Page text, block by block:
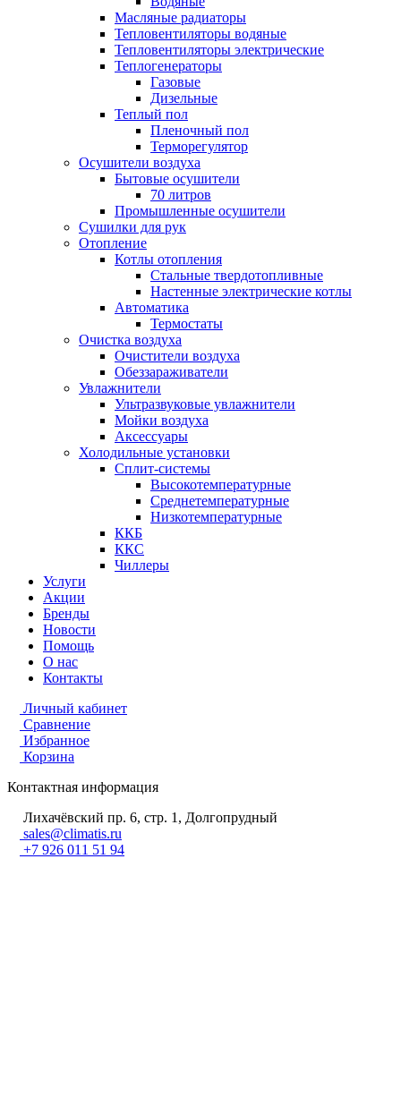
Масляные радиаторы
Тепловентиляторы водяные
Тепловентиляторы электрические
Теплогенераторы
Газовые
Дизельные
Теплый пол
Пленочный пол
Терморегулятор
Осушители воздуха
Бытовые осушители
70 литров
Промышленные осушители
Сушилки для рук
Отопление
Котлы отопления
Стальные твердотопливные
Настенные электрические котлы
Автоматика
Термостаты
Очистка воздуха
Очистители воздуха
Обеззараживатели
Увлажнители
Ультразвуковые увлажнители
Мойки воздуха
Аксессуары
Холодильные установки
Сплит-системы
Высокотемпературные
Среднетемпературные
Низкотемпературные
ККБ
ККС
Чиллеры
Услуги
Акции
Бренды
Новости
Помощь
О нас
Контакты
Личный кабинет
Сравнение
Избранное
Корзина
Контактная информация
Лихачёвский пр. 6, стр. 1, Долгопрудный
sales@climatis.ru
+7 926 011 51 94